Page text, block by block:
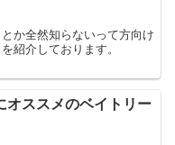
か全然知らないって方向け
紹介しております。
オススメのベイトリー